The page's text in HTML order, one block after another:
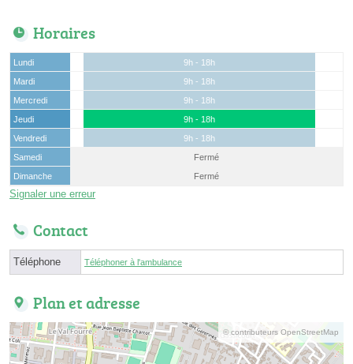
Horaires
Lundi
9h - 18h
Mardi
9h - 18h
Mercredi
9h - 18h
Jeudi
9h - 18h
Vendredi
9h - 18h
Samedi
Fermé
Dimanche
Fermé
Signaler une erreur
Contact
Téléphone Téléphoner à l'ambulance
Plan et adresse
© contributeurs OpenStreetMap